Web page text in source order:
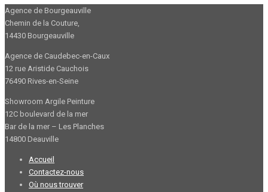
Agence de Bourgeauville
Chemin de la Couture,
14430 Bourgeauville
Agence de Caudebec-en-Caux
12 rue Aristide Cauchois
76490 Rives-en-Seine
Showroom Argile Peinture
12C boulevard de la mer
Bar de la mer – Les Planches
14800 Deauville
Accueil
Contactez-nous
Où nous trouver